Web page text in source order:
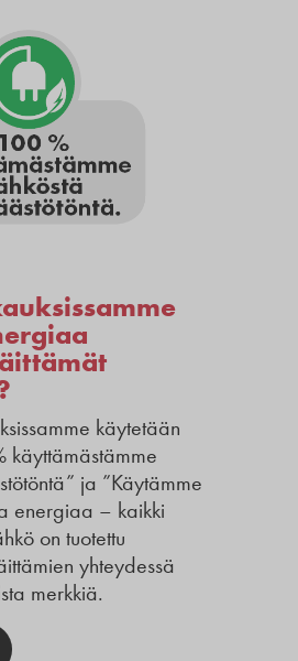
käytetään
käyttämästämme
ja ”Käytämme
energiaa – kaikki
on tuotettu
yhteydessä
merkkiä.